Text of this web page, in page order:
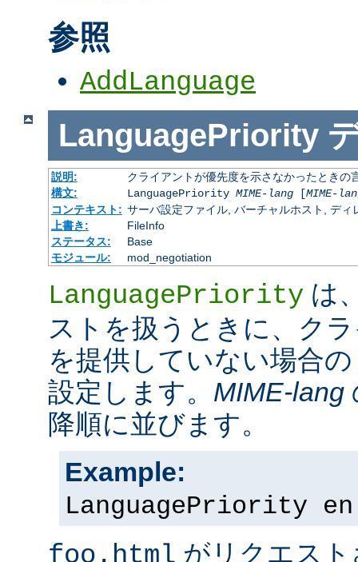
参照
AddLanguage
LanguagePriority
説明:
クライアントが優先度を示さなかったときの
構文:
LanguagePriority MIME-lang[MIME-
コンテキスト: サーバ設定ファイル, バーチャルホスト, ディ
上書き:
FileInfo
ステータス:
Base
モジュール:
mod_negotiation
LanguagePriority は
ストを扱うときに、ク
を提供していない場合
設定します。 MIME-lang
降順に並びます。
Example:
LanguagePriority
foo.html がリクエスト